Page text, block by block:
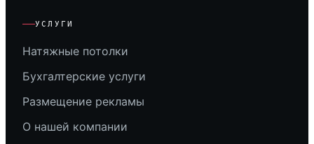
УСЛУГИ
Натяжные потолки
Бухгалтерские услуги
Размещение рекламы
О нашей компании